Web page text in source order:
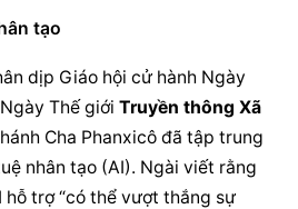
tạo
dịp Giáo hội cử hành Ngày
Ngày Thế giới Truyền thông Xã
Cha Phanxicô đã tập trung
nhân tạo (AI). Ngài viết rằng
trợ “có thể vượt thắng sự